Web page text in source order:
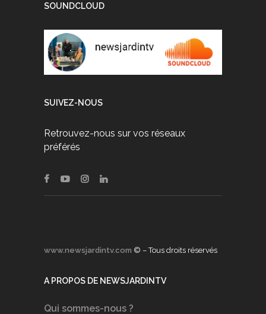
SOUNDCLOUD
SUIVEZ-NOUS
Retrouvez-nous sur vos réseaux
préférés
www.newsjardintv.com © – Tous droits réservés
A PROPOS DE NEWSJARDINTV
Qui sommes-nous ?